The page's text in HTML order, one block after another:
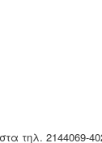
τηλ. 2144069-